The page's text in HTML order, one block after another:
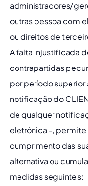
administradores/
outras pessoa com
ou direitos de
A falta injustificada
contrapartidas
por período superior
notificação do
de qualquer
eletrónica -, permite
cumprimento das
alternativa ou
medidas seguintes: